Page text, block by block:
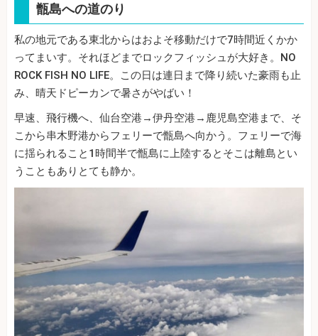
甑島への道のり
私の地元である東北からはおよそ移動だけで7時間近くかか
ってまいす。それほどまでロックフィッシュが大好き。NO
ROCK FISH NO LIFE。この日は連日まで降り続いた豪雨も止
み、晴天ドピーカンで暑さがやばい！
早速、飛行機へ、仙台空港→伊丹空港→鹿児島空港まで、そ
こから串木野港からフェリーで甑島へ向かう。フェリーで海
に揺られること1時間半で甑島に上陸するとそこは離島とい
うこともありとても静か。